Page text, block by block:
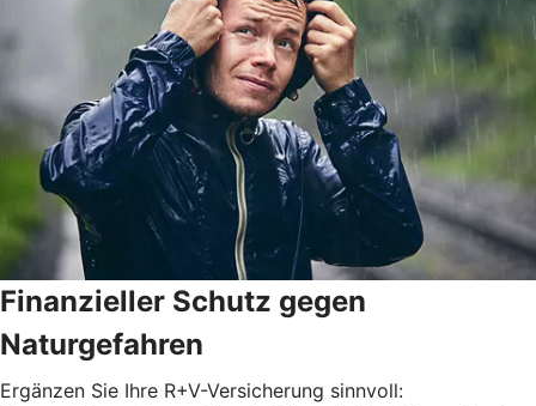
Finanzieller Schutz gegen
Naturgefahren
Ergänzen Sie Ihre R+V-Versicherung sinnvoll: